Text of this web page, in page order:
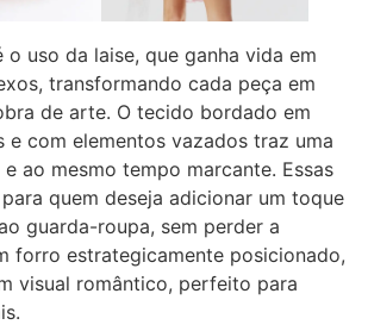
o uso da laise, que ganha vida em
transformando cada peça em
de arte. O tecido bordado em
com elementos vazados traz uma
ao mesmo tempo marcante. Essas
quem deseja adicionar um toque
guarda-roupa, sem perder a
forro estrategicamente posicionado,
visual romântico, perfeito para